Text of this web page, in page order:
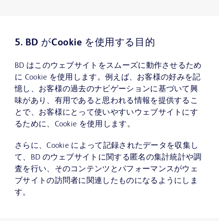
5. BD がCookie を使用する目的
BD はこのウェブサイトをスムーズに動作させるため
に Cookie を使用します。例えば、お客様の好みを記
憶し、お客様の過去のナビゲーションに基づいて興
味があり、有用であると思われる情報を提供するこ
とで、お客様にとって使いやすいウェブサイトにす
るために、Cookie を使用します。
さらに、Cookie によって記録されたデータを収集し
て、BD のウェブサイトに関する匿名の集計統計や調
査を行い、そのコンテンツとパフォーマンスがウェ
ブサイトの訪問者に関連したものになるようにしま
す。